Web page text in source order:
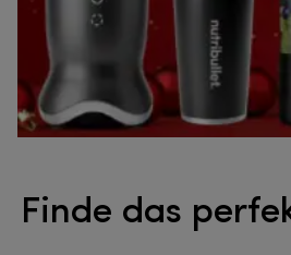
Finde das